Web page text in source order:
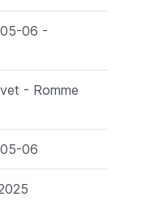
06 -
- Romme
06